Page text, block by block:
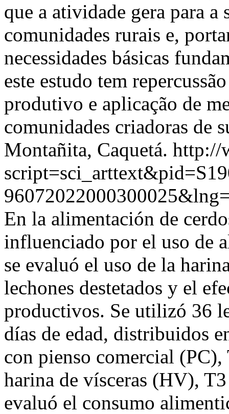
que a atividade gera para a
comunidades rurais e,
necessidades básicas
este estudo tem
produtivo e aplicação de
comunidades criadoras de
Montañita, Caquetá. http://
En la alimentación de
influenciado por el uso de
se evaluó el uso de la
lechones destetados y el
productivos. Se utilizó 36
días de edad, distribuidos
con pienso comercial
harina de vísceras (HV),
evaluó el consumo